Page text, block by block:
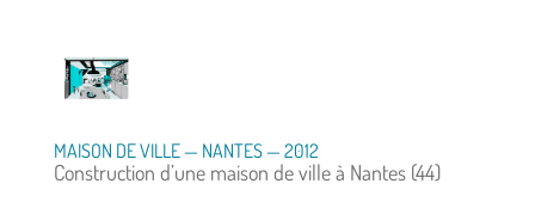
MAISON DE VILLE — NANTES — 2012
Construction d’une maison de ville à Nantes (44)